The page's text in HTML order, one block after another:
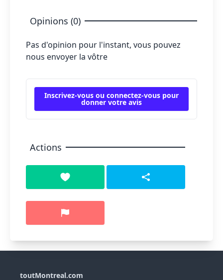
Opinions (0)
Pas d'opinion pour l'instant, vous pouvez
nous envoyer la vôtre
Inscrivez-vous ou connectez-vous pour
donner votre avis
Actions
toutMontreal.com